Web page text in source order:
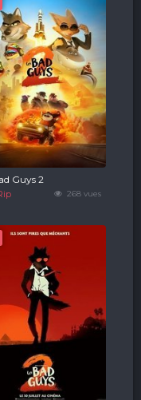
268 vues
Guys 2